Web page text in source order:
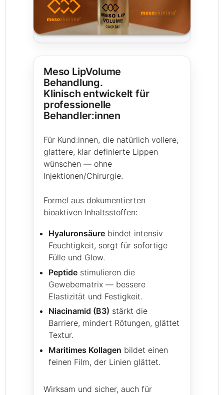
Meso LipVolume
Behandlung.
Klinisch entwickelt für
professionelle
Behandler:innen
Für Kund:innen, die natürlich vollere,
glattere, klar definierte Lippen
wünschen — ohne
Injektionen/Chirurgie.
Formel aus dokumentierten
bioaktiven Inhaltsstoffen:
Hyaluronsäure bindet intensiv
Feuchtigkeit, sorgt für sofortige
Fülle und Glow.
Peptide stimulieren die
Gewebematrix — bessere
Elastizität und Festigkeit.
Niacinamid (B3) stärkt die
Barriere, mindert Rötungen, glättet
Textur.
Maritimes Kollagen bildet einen
feinen Film, der Linien glättet.
Wirksam und sicher, auch für